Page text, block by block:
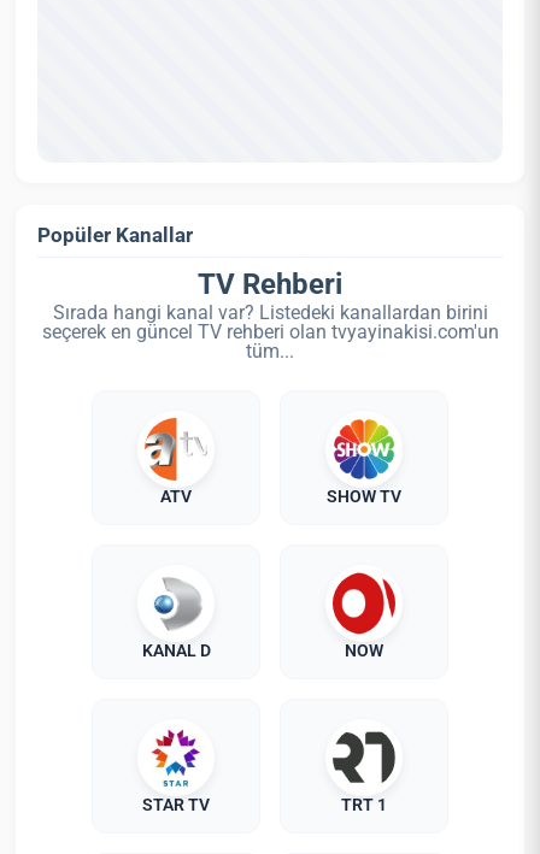
Popüler Kanallar
TV Rehberi
Sırada hangi kanal var? Listedeki kanallardan birini
seçerek en güncel TV rehberi olan tvyayinakisi.com'un
tüm...
ATV SHOW TV
KANAL D NOW
STAR TV TRT 1